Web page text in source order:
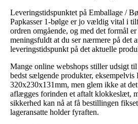
Leveringstidspunktet på Emballage /
Papkasser 1-bølge er jo vældig vital i
ordren omgående, og med det formål
meningsfuldt at du ser nærmere på det
leveringstidspunkt på det aktuelle
Mange online webshops stiller udsigt
bedst sælgende produkter, eksempelvis
320x230x131mm, men glem ikke at
aflægges forinden et aftalt klokkeslæt,
sikkerhed kan nå at få bestillingen
lageransatte holder fyraften.